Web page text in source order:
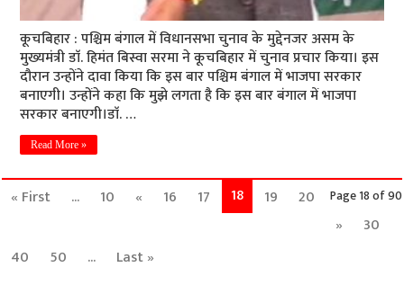
कूचबिहार : पश्चिम बंगाल में विधानसभा चुनाव के मुद्देनजर असम के
मुख्यमंत्री डाॅ. हिमंत बिस्वा सरमा ने कूचबिहार में चुनाव प्रचार किया। इस
दौरान उन्हाेंने दावा किया कि इस बार पश्चिम बंगाल में भाजपा सरकार
बनाएगी। उन्होंने कहा कि मुझे लगता है कि इस बार बंगाल में भाजपा
सरकार बनाएगी।डाॅ. …
Read More »
Page 18 of 90
« First ... 10 « 16 17 18 19
20
»
30
40
50 ... Last »